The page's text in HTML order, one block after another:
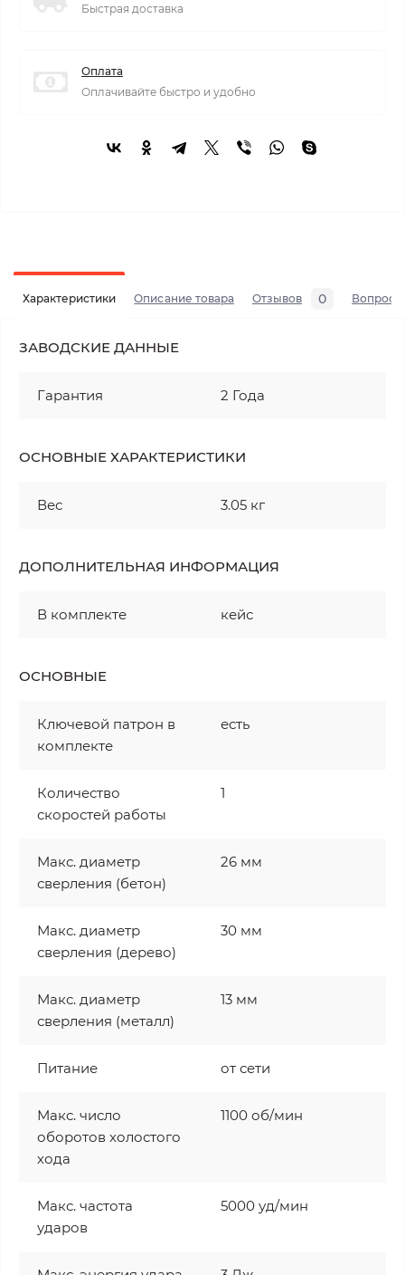
Быстрая доставка
Оплата
Оплачивайте быстро и удобно
Характеристики Описание товара Отзывов 0 Вопросы
ЗАВОДСКИЕ ДАННЫЕ
Гарантия 2 Года
ОСНОВНЫЕ ХАРАКТЕРИСТИКИ
Вес 3.05 кг
ДОПОЛНИТЕЛЬНАЯ ИНФОРМАЦИЯ
В комплекте кейс
ОСНОВНЫЕ
Ключевой патрон в
комплекте
есть
Количество
скоростей работы
1
Макс. диаметр
сверления (бетон)
26 мм
Макс. диаметр
сверления (дерево)
30 мм
Макс. диаметр
сверления (металл)
13 мм
Питание от сети
Макс. число
оборотов холостого
хода
1100 об/мин
Макс. частота
ударов
5000 уд/мин